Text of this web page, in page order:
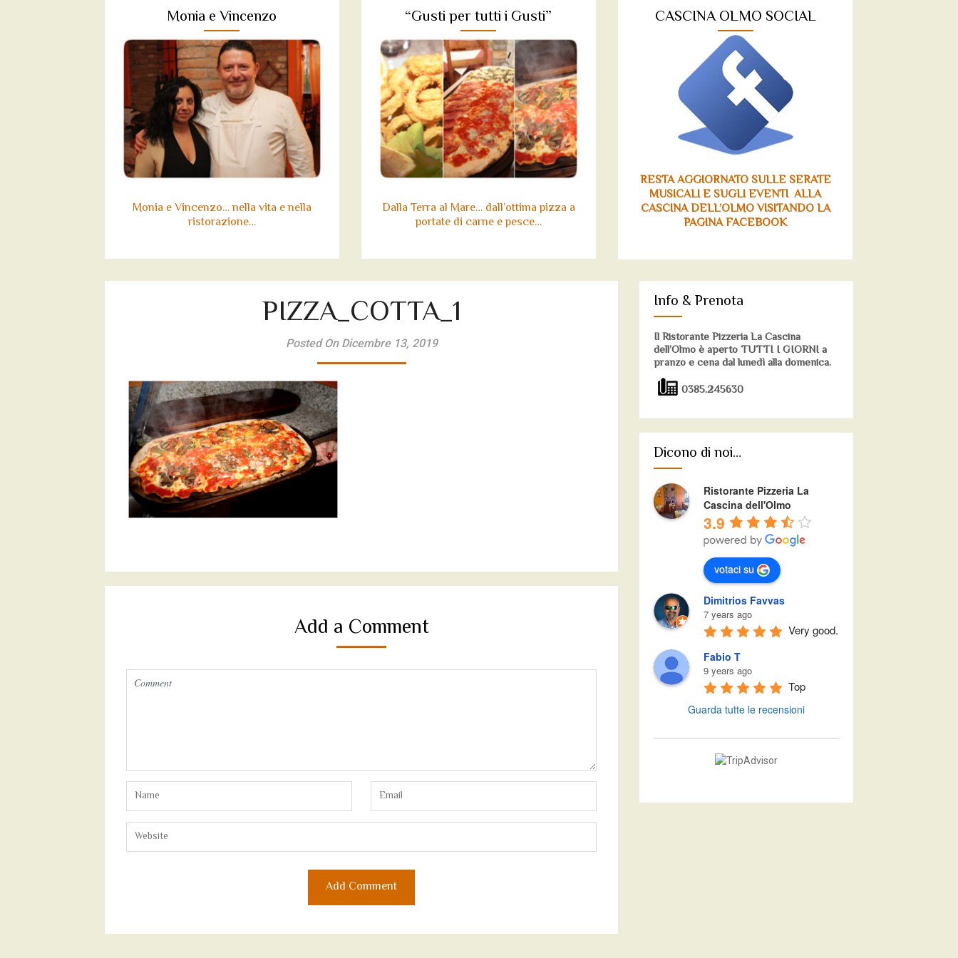
Monia e Vincenzo
Monia e Vincenzo… nella vita e nella
ristorazione…
“Gusti per tutti i Gusti”
Dalla Terra al Mare… dall’ottima pizza a
portate di carne e pesce…
CASCINA OLMO SOCIAL
RESTA AGGIORNATO SULLE SERATE
MUSICALI E SUGLI EVENTI ALLA
CASCINA DELL’OLMO VISITANDO LA
PAGINA FACEBOOK
PIZZA_COTTA_1
Posted On Dicembre 13, 2019
Add a Comment
Info & Prenota
Il Ristorante Pizzeria La Cascina
dell’Olmo è aperto TUTTI I GIORNI a
pranzo e cena dal lunedì alla domenica.
0385.245630
Dicono di noi…
Ristorante Pizzeria La
Cascina dell'Olmo
3.9
votaci su
Dimitrios Favvas
7 years ago
Very good.
Fabio T
9 years ago
Top
Guarda tutte le recensioni